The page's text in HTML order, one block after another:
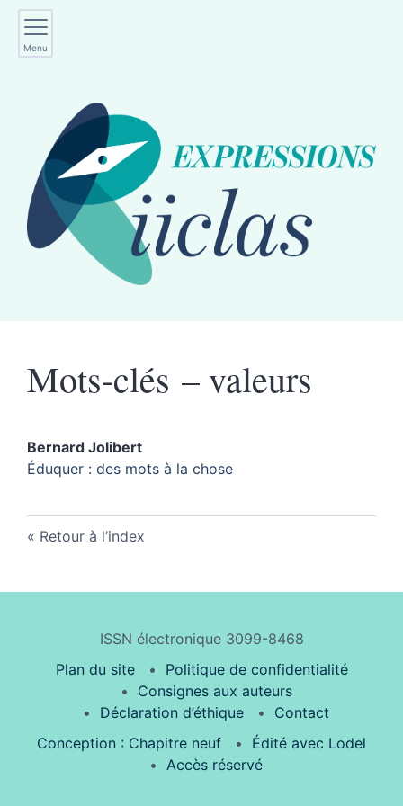
Menu
Mots-clés – valeurs
Bernard Jolibert
Éduquer : des mots à la chose
Retour à l’index
ISSN électronique 3099-8468
Plan du site
Politique de confidentialité
Consignes aux auteurs
Déclaration d’éthique
Contact
Conception : Chapitre neuf
Édité avec Lodel
Accès réservé